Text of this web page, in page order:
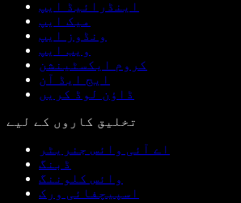
اینڈرائیڈ ایپ
میک ایپ
ونڈوز ایپ
ویب ایپ
کروم ایکسٹینشن
ایج ایڈ آن
ڈاؤن لوڈ کریں
تخلیق کاروں کے لیے
اے آئی وائس جنریٹر
ڈبنگ
وائس کلوننگ
اسپیچفائی ورک